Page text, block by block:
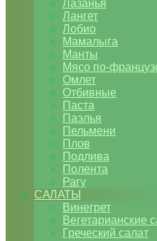
Лазанья
Лангет
Лобио
Мамалыга
Манты
Мясо по-
Омлет
Отбивные
Паста
Паэлья
Пельмени
Плов
Подлива
Полента
Рагу
САЛАТЫ
Винегрет
Вегетарианские
Греческий салат